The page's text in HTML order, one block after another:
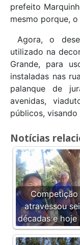
prefeito
mesmo porque,
Agora, o
utilizado na
Grande, para
instaladas nas
palanque de
avenidas,
públicos,
Notícias
Competição
atravessou
décadas e hoje